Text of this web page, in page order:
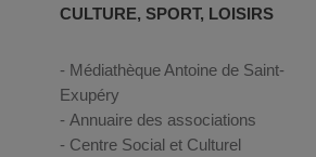
CULTURE, SPORT, LOISIRS
Médiathèque Antoine de Saint-
Exupéry
Annuaire des associations
Centre Social et Culturel